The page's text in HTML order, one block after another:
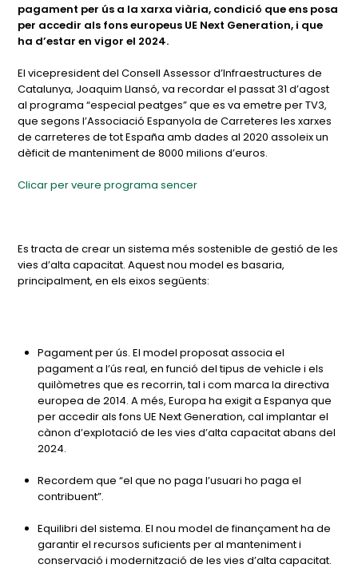
pagament per ús a la xarxa viària, condició que ens posa
per accedir als fons europeus UE Next Generation, i que
ha d’estar en vigor el 2024.
El vicepresident del Consell Assessor d’Infraestructures de
Catalunya, Joaquim Llansó, va recordar el passat 31 d’agost
al programa “especial peatges” que es va emetre per TV3,
que segons l’Associació Espanyola de Carreteres les xarxes
de carreteres de tot España amb dades al 2020 assoleix un
dèficit de manteniment de 8000 milions d’euros.
Clicar per veure programa sencer
Es tracta de crear un sistema més sostenible de gestió de les
vies d’alta capacitat. Aquest nou model es basaria,
principalment, en els eixos següents:
Pagament per ús. El model proposat associa el
pagament a l’ús real, en funció del tipus de vehicle i els
quilòmetres que es recorrin, tal i com marca la directiva
europea de 2014. A més, Europa ha exigit a Espanya que
per accedir als fons UE Next Generation, cal implantar el
cànon d’explotació de les vies d’alta capacitat abans del
2024.
Recordem que “el que no paga l’usuari ho paga el
contribuent”.
Equilibri del sistema. El nou model de finançament ha de
garantir el recursos suficients per al manteniment i
conservació i modernització de les vies d’alta capacitat.